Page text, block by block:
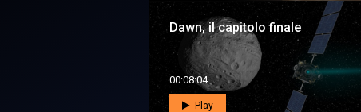
Dawn, il capitolo finale
00:08:04
Play